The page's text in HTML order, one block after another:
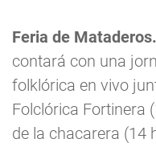
Feria de Mataderos.
contará con una
folklórica en vivo
Folclórica Fortinera
de la chacarera (14